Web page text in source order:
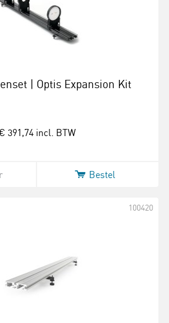
| Optis Expansion Kit
391,74 incl. BTW
Bestel
100420